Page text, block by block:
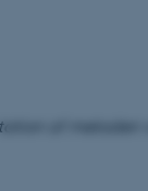
af metoden